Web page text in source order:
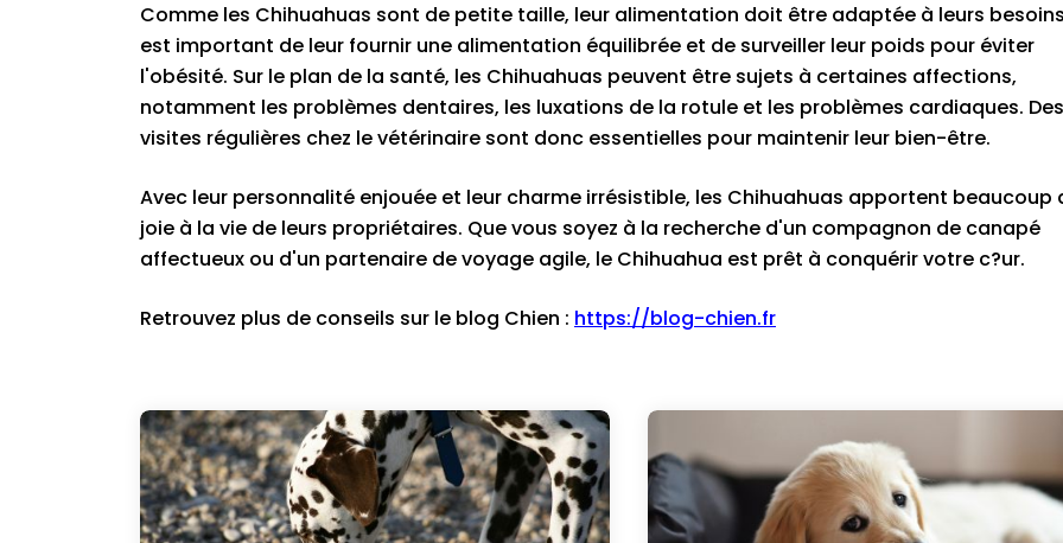
Comme les Chihuahuas sont de petite taille, leur alimentation doit être adaptée à leurs
est important de leur fournir une alimentation équilibrée et de surveiller leur poids pour éviter
l'obésité. Sur le plan de la santé, les Chihuahuas peuvent être sujets à certaines affections,
notamment les problèmes dentaires, les luxations de la rotule et les problèmes cardiaques. Des
visites régulières chez le vétérinaire sont donc essentielles pour maintenir leur bien-être.
Avec leur personnalité enjouée et leur charme irrésistible, les Chihuahuas apportent beaucoup
joie à la vie de leurs propriétaires. Que vous soyez à la recherche d'un compagnon de canapé
affectueux ou d'un partenaire de voyage agile, le Chihuahua est prêt à conquérir votre c?ur.
Retrouvez plus de conseils sur le blog Chien : https://blog-chien.fr